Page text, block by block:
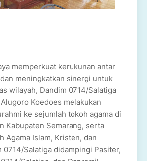
memperkuat kerukunan antar
meningkatkan sinergi untuk
wilayah, Dandim 0714/Salatiga
Koedoes melakukan
ke sejumlah tokoh agama di
Kabupaten Semarang, serta
Agama Islam, Kristen, dan
0714/Salatiga didampingi Pasiter,